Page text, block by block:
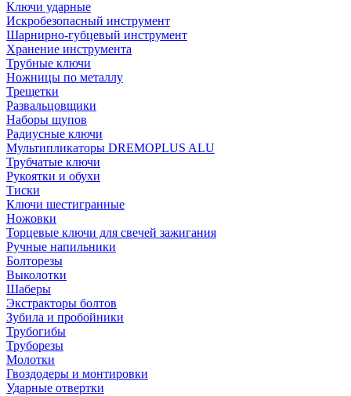
Ключи ударные
Искробезопасный инструмент
Шарнирно-губцевый инструмент
Хранение инструмента
Трубные ключи
Ножницы по металлу
Трещетки
Развальцовщики
Наборы щупов
Радиусные ключи
Мультипликаторы DREMOPLUS ALU
Трубчатые ключи
Рукоятки и обухи
Тиски
Ключи шестигранные
Ножовки
Торцевые ключи для свечей зажигания
Ручные напильники
Болторезы
Выколотки
Шаберы
Экстракторы болтов
Зубила и пробойники
Трубогибы
Труборезы
Молотки
Гвоздодеры и монтировки
Ударные отвертки